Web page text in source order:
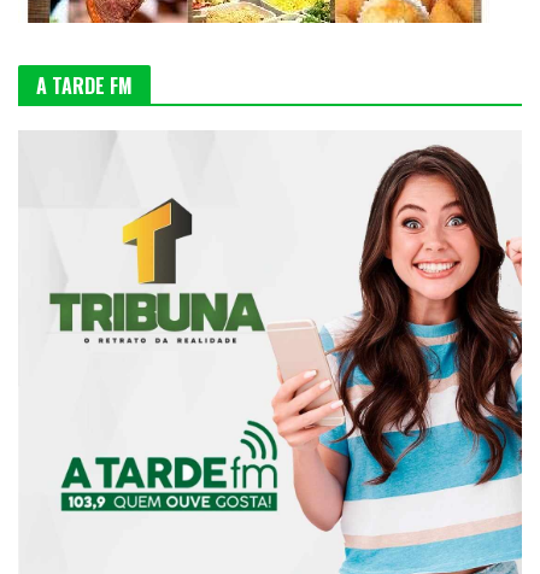
A TARDE FM